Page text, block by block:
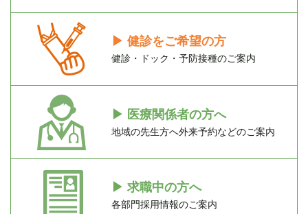
▶健診をご希望の方
健診・ドック・予防接種のご案内
▶ 医療関係者の方へ
地域の先生方へ外来予約などのご案内
▶求職中の方へ
各部門採用情報のご案内